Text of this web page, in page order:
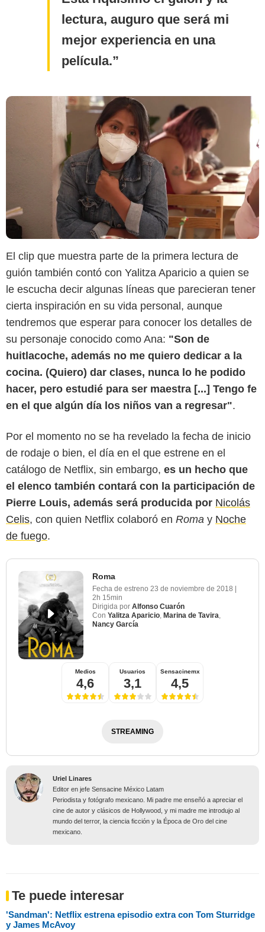
lectura, auguro que será mi
mejor experiencia en una
película.
El clip que muestra parte de la primera lectura de
guión también contó con Yalitza Aparicio a quien se
le escucha decir algunas líneas que parecieran tener
cierta inspiración en su vida personal, aunque
tendremos que esperar para conocer los detalles de
su personaje conocido como Ana: "Son de
huitlacoche, además no me quiero dedicar a la
cocina. (Quiero) dar clases, nunca lo he podido
hacer, pero estudié para ser maestra [...] Tengo fe
en el que algún día los niños van a regresar".
Por el momento no se ha revelado la fecha de inicio
de rodaje o bien, el día en el que estrene en el
catálogo de Netflix, sin embargo, es un hecho que
el elenco también contará con la participación de
Pierre Louis, además será producida por Nicolás
Celis, con quien Netflix colaboró en Roma y Noche
de fuego.
Roma
Fecha de estreno 23 de noviembre de 2018
2h 15min
Dirigida por Alfonso Cuarón
Con Yalitza Aparicio, Marina de Tavira,
Nancy García
Medios
4,6
Usuarios
3,1
Sensacinemx
4,5
STREAMING
Uriel Linares
Editor en jefe Sensacine México Latam
Periodista y fotógrafo mexicano. Mi padre me enseñó a apreciar el
cine de autor y clásicos de Hollywood, y mi madre me introdujo al
mundo del terror, la ciencia ficción y la Época de Oro del cine
mexicano.
Te puede interesar
'Sandman': Netflix estrena episodio extra con Tom Sturridge
y James McAvoy